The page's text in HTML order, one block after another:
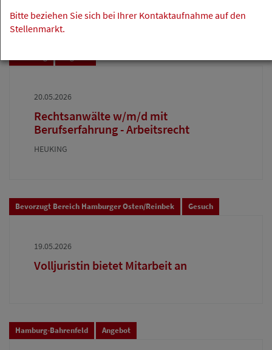
20.05.2026
Rechtsanwälte w/m/d mit
Berufserfahrung - Arbeitsrecht
HEUKING
Bevorzugt Bereich Hamburger Osten/Reinbek Gesuch
19.05.2026
Volljuristin bietet Mitarbeit an
Hamburg-Bahrenfeld Angebot
Bitte beziehen Sie sich bei Ihrer Kontaktaufnahme auf den
Stellenmarkt.